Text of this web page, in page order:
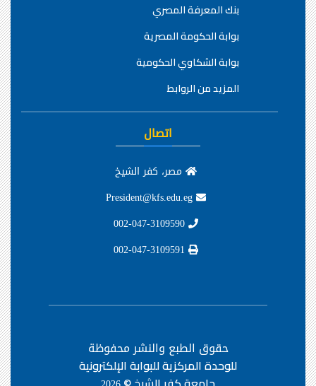
بنك المعرفة المصري
بوابة الحكومة المصرية
بوابة الشكاوي الحكومية
المزيد من الروابط
اتصال
مصر، كفر الشيخ
حقوق الطبع والنشر محفوظة
للوحدة المركزية للبوابة الإلكترونية